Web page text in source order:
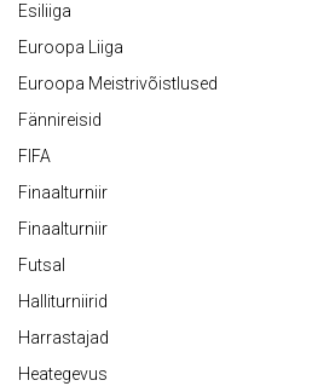
Esiliiga
Euroopa Liiga
Euroopa Meistrivõistlused
Fännireisid
FIFA
Finaalturniir
Finaalturniir
Futsal
Halliturniirid
Harrastajad
Heategevus